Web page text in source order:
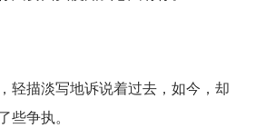
轻描淡写地诉说着过去，如今，却
些争执。